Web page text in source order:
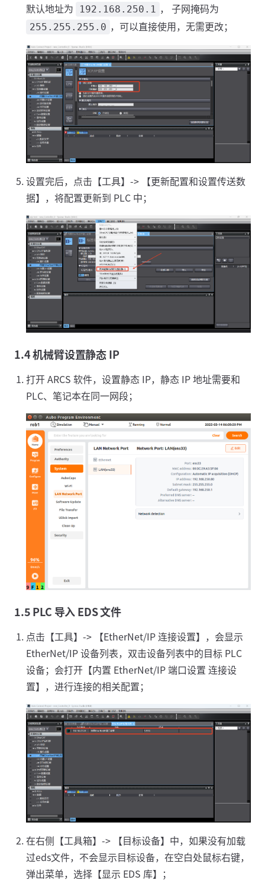
默认地址为
192.168.250.1 ， 子网掩码为
255.255.255.0 ，可以直接使用，无需更改；
设置完后，点击【工具】-> 【更新配置和设置传送数
据】，将配置更新到 PLC 中；
1.4 机械臂设置静态 IP
打开 ARCS 软件，设置静态 IP，静态 IP 地址需要和
PLC、笔记本在同一网段；
1.5 PLC 导入 EDS 文件
点击【工具】-> 【EtherNet/IP 连接设置】，会显示
EtherNet/IP 设备列表，双击设备列表中的目标 PLC
设备；会打开【内置 EtherNet/IP 端口设置 连接设
置】，进行连接的相关配置；
在右侧【工具箱】-> 【目标设备】中，如果没有加载
过eds文件，不会显示目标设备，在空白处鼠标右键，
弹出菜单，选择【显示 EDS 库】；